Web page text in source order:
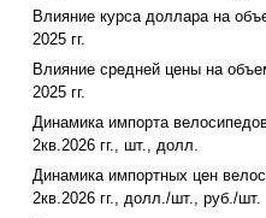
Влияние курса доллара на
2025 гг.
Влияние средней цены на
2025 гг.
Динамика импорта
2кв.2026 гг., шт., долл.
Динамика импортных цен
2кв.2026 гг., долл./шт., руб./шт.